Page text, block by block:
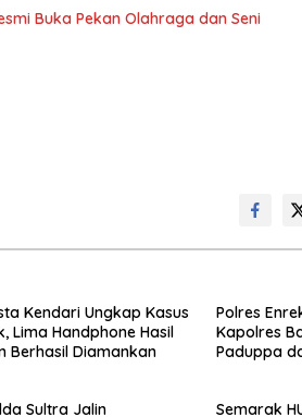
Buka Pekan Olahraga dan Seni
Kendari Ungkap Kasus
Lima Handphone Hasil
Berhasil Diamankan
Polres
Kapolres
Paduppa
Sultra Jalin Semarak